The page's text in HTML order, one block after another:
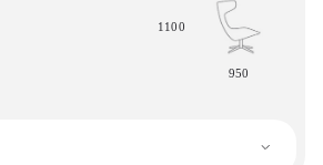
1100
950